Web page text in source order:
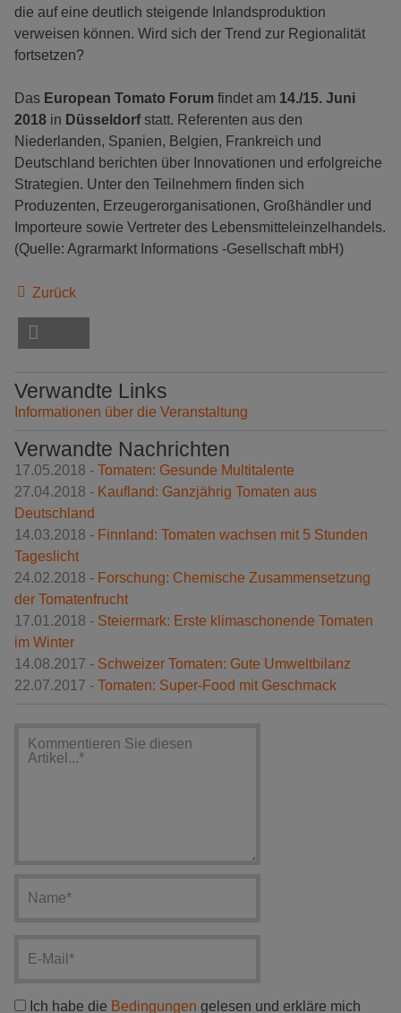
die auf eine deutlich steigende Inlandsproduktion
verweisen können. Wird sich der Trend zur Regionalität
fortsetzen?
Das European Tomato Forum findet am 14./15. Juni
2018 in Düsseldorfstatt. Referenten aus den
Niederlanden, Spanien, Belgien, Frankreich und
Deutschland berichten über Innovationen und erfolgreiche
Strategien. Unter den Teilnehmern finden sich
Produzenten, Erzeugerorganisationen, Großhändler und
Importeure sowie Vertreter des Lebensmitteleinzelhandels.
(Quelle: Agrarmarkt Informations -Gesellschaft mbH)
Zurück
Verwandte Links
Informationen über die Veranstaltung
Verwandte Nachrichten
17.05.2018 - Tomaten: Gesunde Multitalente
27.04.2018 - Kaufland: Ganzjährig Tomaten aus
Deutschland
14.03.2018 - Finnland: Tomaten wachsen mit 5 Stunden
Tageslicht
24.02.2018 - Forschung: Chemische Zusammensetzung
der Tomatenfrucht
17.01.2018 - Steiermark: Erste klimaschonende Tomaten
im Winter
14.08.2017 - Schweizer Tomaten: Gute Umweltbilanz
22.07.2017 - Tomaten: Super-Food mit Geschmack
Ich habe die Bedingungen gelesen und erkläre mich